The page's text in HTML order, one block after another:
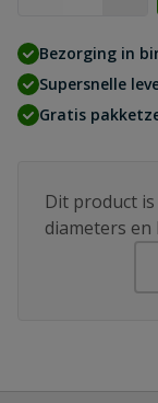
Bezorging in
Supersnelle
Gratis
Dit product
diameters en